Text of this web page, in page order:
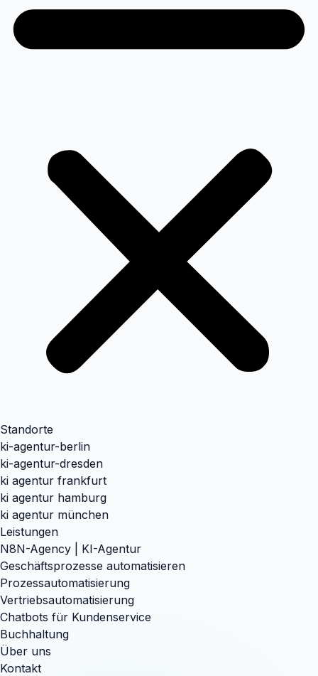
Standorte
ki-agentur-berlin
ki-agentur-dresden
ki agentur frankfurt
ki agentur hamburg
ki agentur münchen
Leistungen
N8N-Agency | KI-Agentur
Geschäftsprozesse automatisieren
Prozessautomatisierung
Vertriebsautomatisierung
Chatbots für Kundenservice
Buchhaltung
Über uns
Kontakt